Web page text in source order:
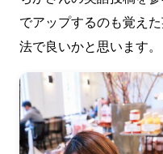
でアップするのも覚え
法で良いかと思います。